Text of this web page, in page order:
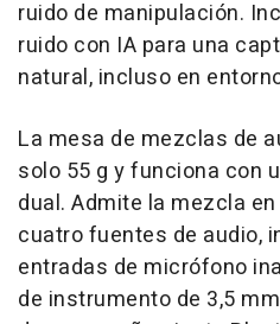
ruido de manipulación.
ruido con IA para una
natural, incluso en
La mesa de mezclas de
solo 55 g y funciona con
dual. Admite la mezcla
cuatro fuentes de audio,
entradas de micrófono
de instrumento de 3,5